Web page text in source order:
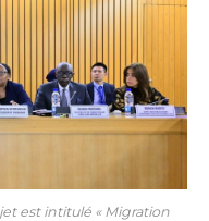
est intitulé « Migration